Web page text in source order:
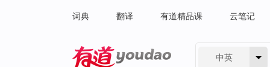
词典 翻译 有道精品课 云笔记
中英